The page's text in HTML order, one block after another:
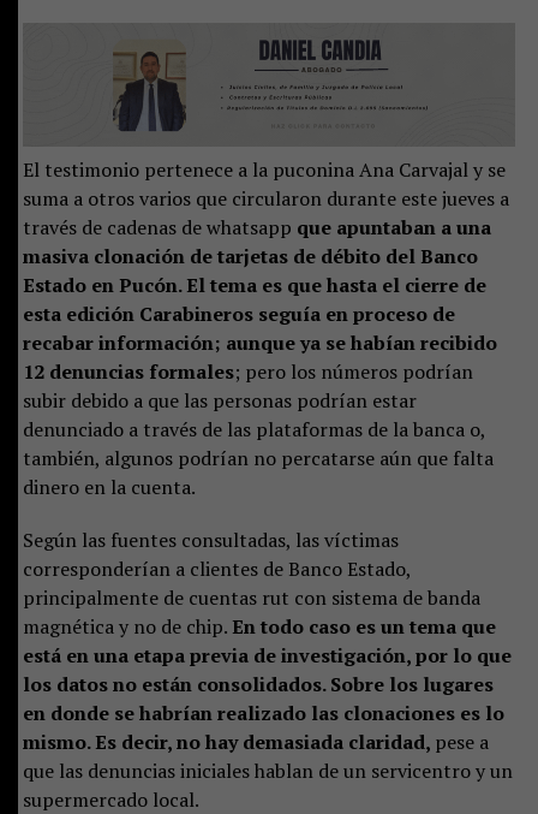
El testimonio pertenece a la puconina Ana Carvajal y se
suma a otros varios que circularon durante este jueves a
través de cadenas de whatsapp que apuntaban a una
masiva clonación de tarjetas de débito del Banco
Estado en Pucón. El tema es que hasta el cierre de
esta edición Carabineros seguía en proceso de
recabar información; aunque ya se habían recibido
12 denuncias formales; pero los números podrían
subir debido a que las personas podrían estar
denunciado a través de las plataformas de la banca o,
también, algunos podrían no percatarse aún que falta
dinero en la cuenta.
Según las fuentes consultadas, las víctimas
corresponderían a clientes de Banco Estado,
principalmente de cuentas rut con sistema de banda
magnética y no de chip. En todo caso es un tema que
está en una etapa previa de investigación, por lo que
los datos no están consolidados. Sobre los lugares
en donde se habrían realizado las clonaciones es lo
mismo. Es decir, no hay demasiada claridad, pese a
que las denuncias iniciales hablan de un servicentro y un
supermercado local.